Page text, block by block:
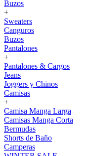
Buzos
+
Sweaters
Canguros
Buzos
Pantalones
+
Pantalones & Cargos
Jeans
Joggers y Chinos
Camisas
+
Camisa Manga Larga
Camisas Manga Corta
Bermudas
Shorts de Baño
Camperas